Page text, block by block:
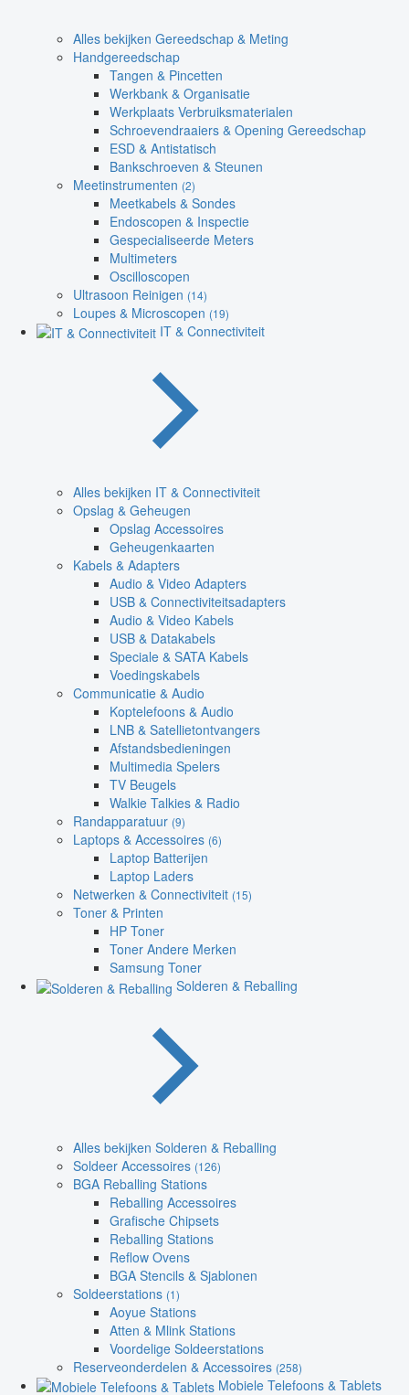
Alles bekijken Gereedschap & Meting
Handgereedschap
Tangen & Pincetten
Werkbank & Organisatie
Werkplaats Verbruiksmaterialen
Schroevendraaiers & Opening Gereedschap
ESD & Antistatisch
Bankschroeven & Steunen
Meetinstrumenten (2)
Meetkabels & Sondes
Endoscopen & Inspectie
Gespecialiseerde Meters
Multimeters
Oscilloscopen
Ultrasoon Reinigen (14)
Loupes & Microscopen (19)
IT & Connectiviteit
Alles bekijken IT & Connectiviteit
Opslag & Geheugen
Opslag Accessoires
Geheugenkaarten
Kabels & Adapters
Audio & Video Adapters
USB & Connectiviteitsadapters
Audio & Video Kabels
USB & Datakabels
Speciale & SATA Kabels
Voedingskabels
Communicatie & Audio
Koptelefoons & Audio
LNB & Satellietontvangers
Afstandsbedieningen
Multimedia Spelers
TV Beugels
Walkie Talkies & Radio
Randapparatuur (9)
Laptops & Accessoires (6)
Laptop Batterijen
Laptop Laders
Netwerken & Connectiviteit (15)
Toner & Printen
HP Toner
Toner Andere Merken
Samsung Toner
Solderen & Reballing
Alles bekijken Solderen & Reballing
Soldeer Accessoires (126)
BGA Reballing Stations
Reballing Accessoires
Grafische Chipsets
Reballing Stations
Reflow Ovens
BGA Stencils & Sjablonen
Soldeerstations (1)
Aoyue Stations
Atten & Mlink Stations
Voordelige Soldeerstations
Reserveonderdelen & Accessoires (258)
Mobiele Telefoons & Tablets